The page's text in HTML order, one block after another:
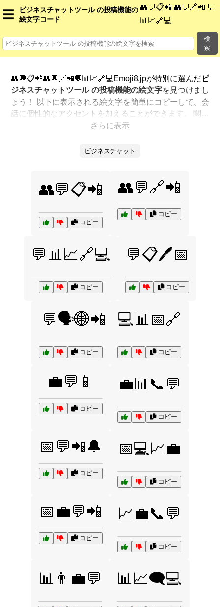
☰
ビジネスチャットツール の投稿機能の
絵文字コード
👥💬📋📲 👥💬🔗📲 💬
📊📈🔗💻
検
索
👥💬📋📲👥💬🔗📲💬📊📈🔗💻Emoji8.jpが特別に選んだビ
ジネスチャットツール の投稿機能の絵文字を見つけまし
ょう！ 以下に表示される絵文字を簡単にコピーして、会
話に個性的なアクセントを加えることができます。 関連
する絵文字を最も人気のある順に表示しました。さらに
ビジネスチャットツール の投稿機能
さらに表示
ビジネスチャット
👥💬📋📲
コピー
👥💬🔗📲
コピー
💬📊📈🔗💻
コピー
💬📋🖊️📅
コピー
💬🗣️🌐📲
コピー
💻📊📅🔗
コピー
💼💬📱
コピー
💼📊📞💬
コピー
📅💬📲🔔
コピー
📅💻📈💼
コピー
📅💼💬📲
コピー
📈💼📞💬
コピー
📊👨‍💼💬 📊📈🗨️💻